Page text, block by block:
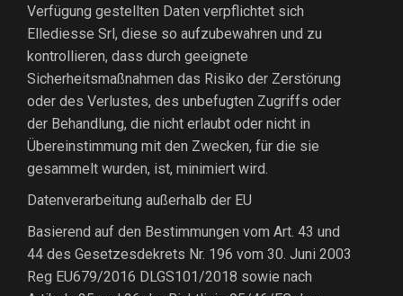
Verfügung gestellten Daten verpflichtet sich
Ellediesse Srl, diese so aufzubewahren und zu
kontrollieren, dass durch geeignete
Sicherheitsmaßnahmen das Risiko der Zerstörung
oder des Verlustes, des unbefugten Zugriffs oder
der Behandlung, die nicht erlaubt oder nicht in
Übereinstimmung mit den Zwecken, für die sie
gesammelt wurden, ist, minimiert wird.
Datenverarbeitung außerhalb der EU
Basierend auf den Bestimmungen vom Art. 43 und
44 des Gesetzesdekrets Nr. 196 vom 30. Juni 2003
Reg EU679/2016 DLGS101/2018 sowie nach